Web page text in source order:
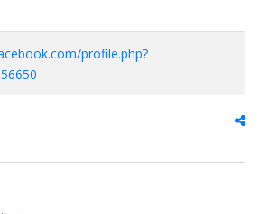
profile.php?